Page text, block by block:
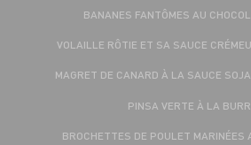
BANANES FANTÔMES AU
VOLAILLE RÔTIE ET SA SAUCE
MAGRET DE CANARD À LA SAUCE
PINSA VERTE À LA
BROCHETTES DE POULET MARINÉES